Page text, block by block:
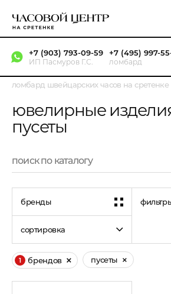
+7 (903) 793-09-59
ИП Пасмуров Г.С.
+7 (495) 997-
ломбард
ломбард швейцарских часов на сретенке
ювелирные
пусеты
бренды
сортировка
1 брендов пусеты